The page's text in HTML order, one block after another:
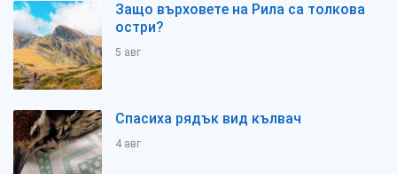
Защо върховете на Рила са толкова
остри?
5 авг
Спасиха рядък вид кълвач
4 авг